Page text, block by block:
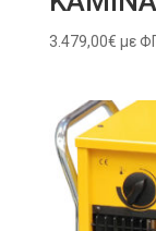
3.479,00€ με